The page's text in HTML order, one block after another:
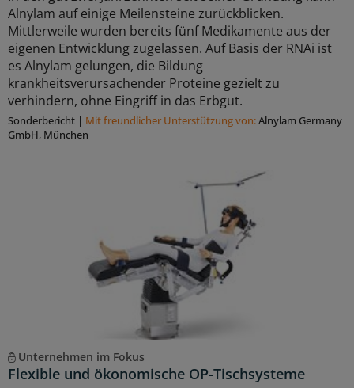
Alnylam auf einige Meilensteine zurückblicken.
Mittlerweile wurden bereits fünf Medikamente aus der
eigenen Entwicklung zugelassen. Auf Basis der RNAi ist
es Alnylam gelungen, die Bildung
krankheitsverursachender Proteine gezielt zu
verhindern, ohne Eingriff in das Erbgut.
Sonderbericht | Mit freundlicher Unterstützung von:Alnylam Germany
GmbH, München
Unternehmen im Fokus
Flexible und ökonomische OP-Tischsysteme